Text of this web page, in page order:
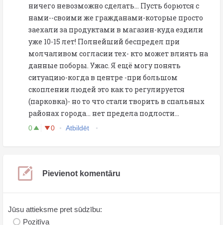
ничего невозможно сделать... Пусть борются с
нами--своими же гражданами-которые просто
заехали за продуктами в магазин-куда ездили
уже 10-15 лет! Полнейший беспредел при
молчаливом согласии тех- кто может влиять на
данные поборы. Ужас. Я ещё могу понять
ситуацию-когда в центре -при большом
скоплении людей это как то регулируется
(парковка)- но то что стали творить в спальных
районах города... нет предела подлости...
0 0 Atbildēt
Pievienot komentāru
Jūsu attieksme pret sūdzību:
Pozitīva